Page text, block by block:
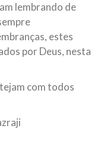
lembrando de
estes
por Deus, nesta
com todos